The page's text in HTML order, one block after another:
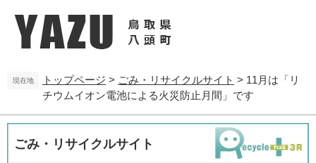
。
て
現在地 トップページ > ごみ・リサイクルサイト > 11月は「リ
チウムイオン電池による火災防止月間」です
ごみ・リサイクルサイト